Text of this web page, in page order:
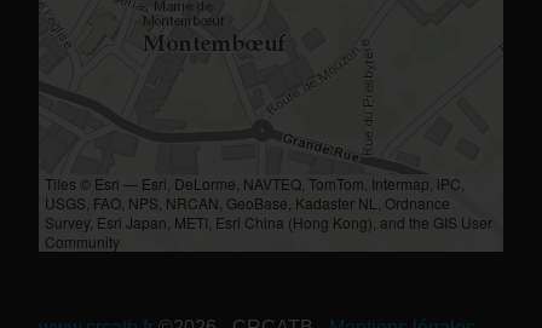
Tiles © Esri — Esri, DeLorme, NAVTEQ, TomTom, Intermap, iPC,
USGS, FAO, NPS, NRCAN, GeoBase, Kadaster NL, Ordnance
Survey, Esri Japan, METI, Esri China (Hong Kong), and the GIS User
Community